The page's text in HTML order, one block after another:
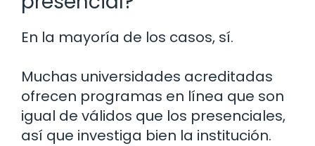
En la mayoría de los casos, sí.
Muchas universidades acreditadas
ofrecen programas en línea que son
igual de válidos que los presenciales,
así que investiga bien la institución.